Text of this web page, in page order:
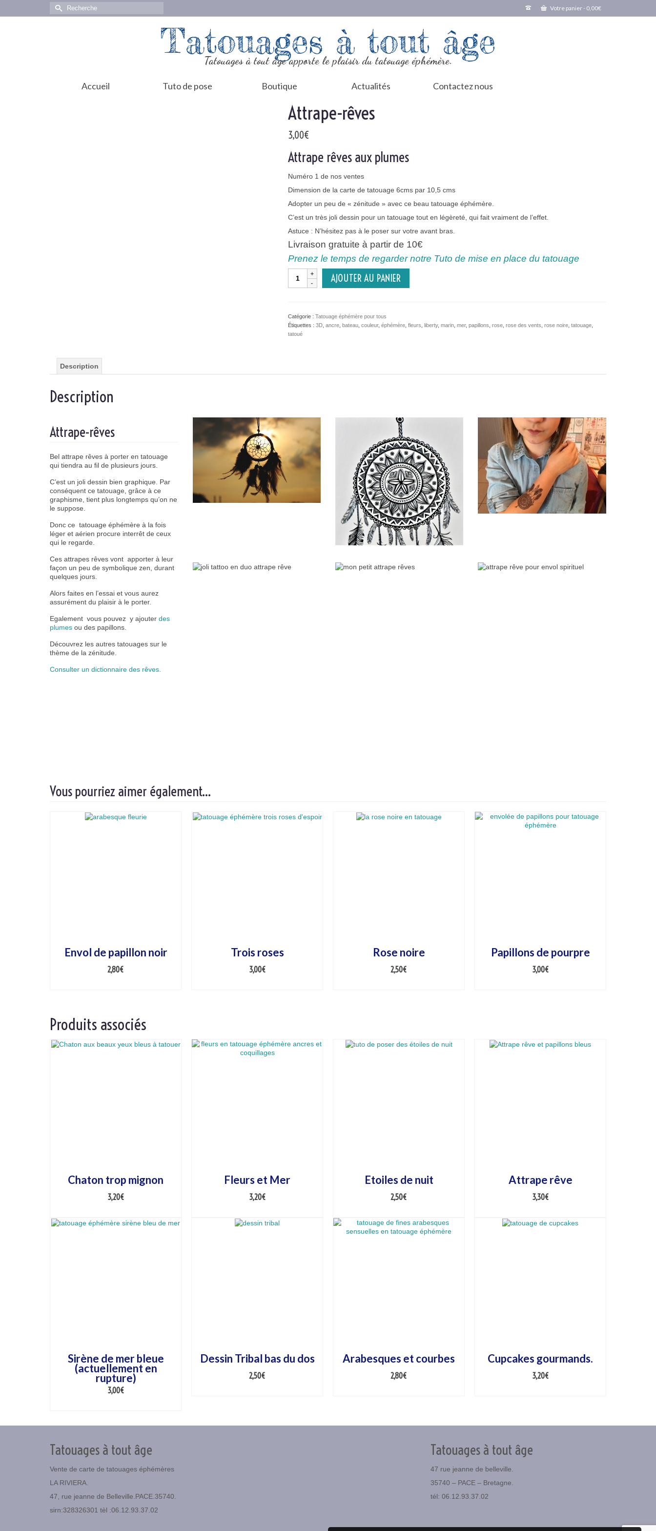
Votre panier- 0,00€
Rechercher :
Tatouages à tout âge
Tatouages à tout âge apporte le plaisir du tatouage éphémère.
Accueil Tuto de pose Boutique Actualités Contactez nous
Attrape-rêves
3,00€
Attrape rêves aux plumes
Numéro 1 de nos ventes
Dimension de la carte de tatouage 6cms par 10,5 cms
Adopter un peu de « zénitude » avec ce beau tatouage éphémère.
C’est un très joli dessin pour un tatouage tout en légèreté, qui fait vraiment de l’effet.
Astuce : N’hésitez pas à le poser sur votre avant bras.
Livraison gratuite à partir de 10€
Prenez le temps de regarder notre Tuto de mise en place du tatouage
quantité
Attrape-
AJOUTER AU PANIER
Catégorie : Tatouage éphémère pour tous
Étiquettes : 3D, ancre, bateau, couleur, éphémère, fleurs liberty, marin, mer, papillons rose, rose des vents rose noire, tatouage,
tatoué
Description
Description
Attrape-rêves
Bel attrape rêves à porter en tatouage
qui tiendra au fil de plusieurs jours.
C’est un joli dessin bien graphique. Par
conséquent ce tatouage, grâce à ce
graphisme, tient plus longtemps qu’on ne
le suppose.
Donc ce tatouage éphémère à la fois
léger et aérien procure interrêt de ceux
qui le regarde.
Ces attrapes rêves vont apporter à leur
façon un peu de symbolique zen, durant
quelques jours.
Alors faites en l’essai et vous aurez
assurément du plaisir à le porter.
Egalement vous pouvez y ajouter des
plumes ou des papillons.
Découvrez les autres tatouages sur le
thème de la zénitude.
Consulter un dictionnaire des rêves.
Vous pourriez aimer également…
Envol de papillon noir
2,80€
Trois roses
3,00€
Rose noire
2,50€
Papillons de pourpre
3,00€
Produits associés
Chaton trop mignon
3,20€
Fleurs et Mer
3,20€
Etoiles de nuit
2,50€
Attrape rêve
3,30€
Sirène de mer bleue
(actuellement en
rupture)
3,00€
Dessin Tribal bas du dos
2,50€
Arabesques et courbes
2,80€
Cupcakes gourmands.
3,20€
Tatouages à tout âge
Vente de carte de tatouages éphémères
LA RIVIERA.
47, rue jeanne de Belleville.PACE.35740.
sirn:328326301 tèl :06.12.93.37.02
Tatouages à tout âge
47 rue jeanne de belleville.
35740 – PACE – Bretagne.
tél: 06.12.93.37.02